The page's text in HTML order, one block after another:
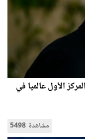
الأول عالميا في
5498 مشاهدة